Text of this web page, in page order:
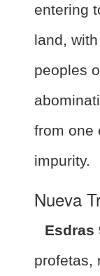
entering
land,
peoples
from one
impurity.
Nueva
Esdras
profetas,